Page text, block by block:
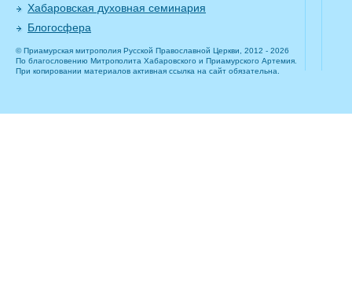
Хабаровская духовная семинария
Блогосфера
© Приамурская митрополия Русской Православной Церкви, 2012 - 2026
По благословению Митрополита Хабаровского и Приамурского Артемия.
При копировании материалов активная ссылка на сайт обязательна.